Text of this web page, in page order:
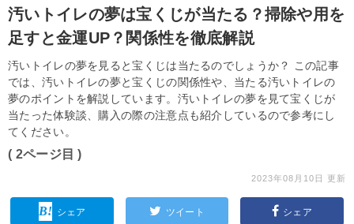
汚いトイレの夢は宝くじが当たる？掃除や用を
足すと金運UP？関係性を徹底解説
汚いトイレの夢を見ると宝くじは当たるのでしょうか？ この記事
では、汚いトイレの夢と宝くじの関係性や、当たる汚いトイレの
夢のポイントを解説しています。汚いトイレの夢を見て宝くじが
当たった体験談、購入の際の注意点も紹介しているので参考にし
てください。
( 2ページ目 )
2023年08月10日 更新
シェア ツイート シェア